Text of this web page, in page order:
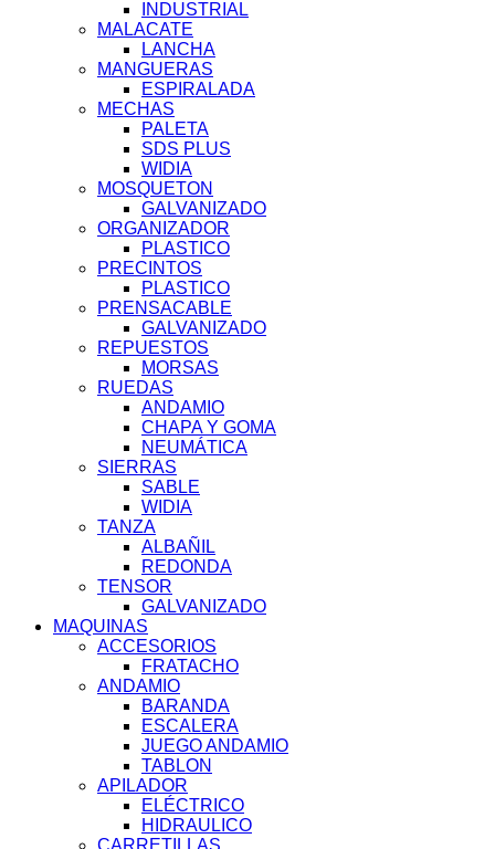
INDUSTRIAL
MALACATE
LANCHA
MANGUERAS
ESPIRALADA
MECHAS
PALETA
SDS PLUS
WIDIA
MOSQUETON
GALVANIZADO
ORGANIZADOR
PLASTICO
PRECINTOS
PLASTICO
PRENSACABLE
GALVANIZADO
REPUESTOS
MORSAS
RUEDAS
ANDAMIO
CHAPA Y GOMA
NEUMÁTICA
SIERRAS
SABLE
WIDIA
TANZA
ALBAÑIL
REDONDA
TENSOR
GALVANIZADO
MAQUINAS
ACCESORIOS
FRATACHO
ANDAMIO
BARANDA
ESCALERA
JUEGO ANDAMIO
TABLON
APILADOR
ELÉCTRICO
HIDRAULICO